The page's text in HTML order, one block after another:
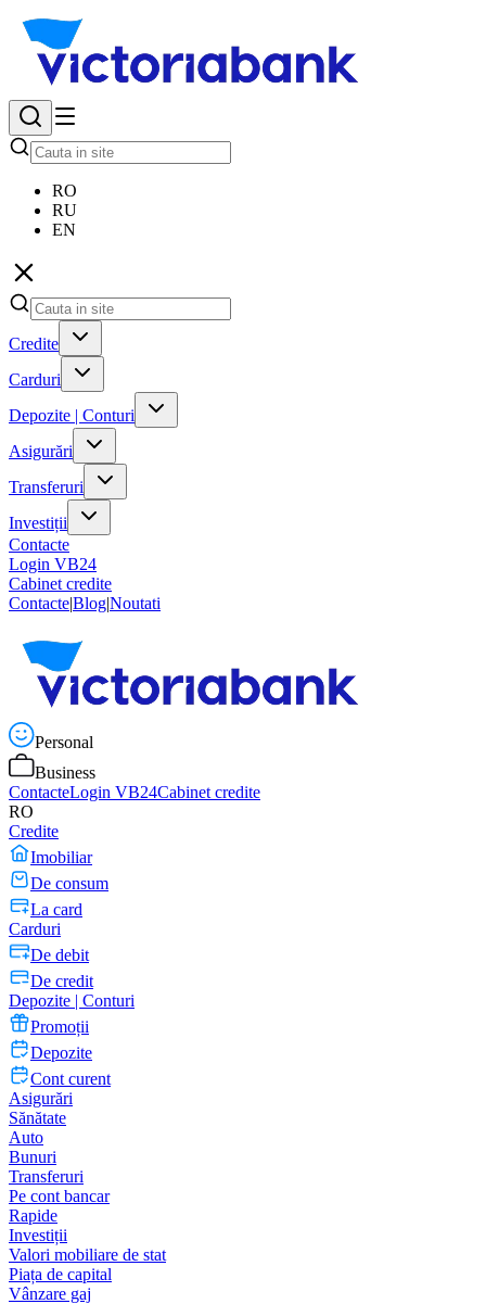
RO
RU
EN
Credite
Carduri
Depozite | Conturi
Asigurări
Transferuri
Investiții
Contacte
Login VB24
Cabinet credite
Contacte|Blog|Noutati
Personal
Business
ContacteLogin VB24Cabinet credite
RO
Credite
Imobiliar
De consum
La card
Carduri
De debit
De credit
Depozite | Conturi
Promoții
Depozite
Cont curent
Asigurări
Sănătate
Auto
Bunuri
Transferuri
Pe cont bancar
Rapide
Investiții
Valori mobiliare de stat
Piața de capital
Vânzare gaj